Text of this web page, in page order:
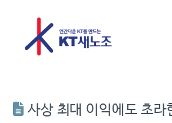
사상 최대 이익에도 초라